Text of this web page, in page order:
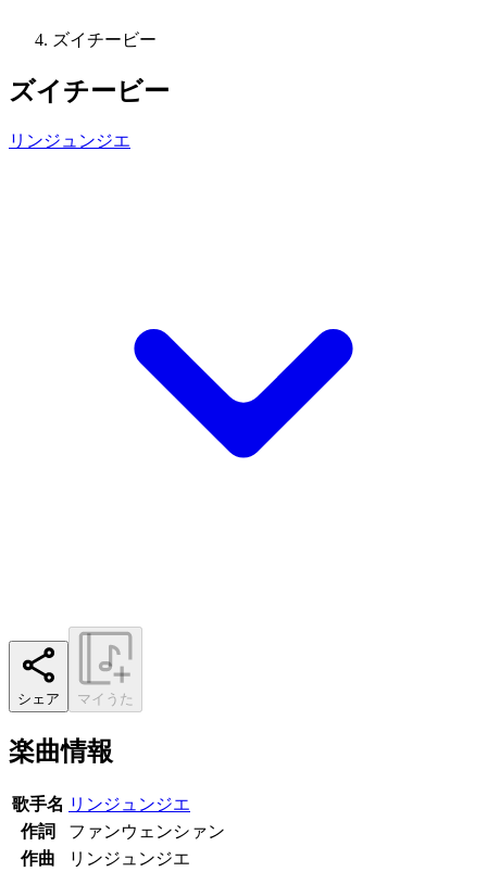
ズイチービー
ズイチービー
リンジュンジエ
シェア マイうた
楽曲情報
歌手名 リンジュンジエ
作詞
ファンウェンシァン
作曲
リンジュンジエ